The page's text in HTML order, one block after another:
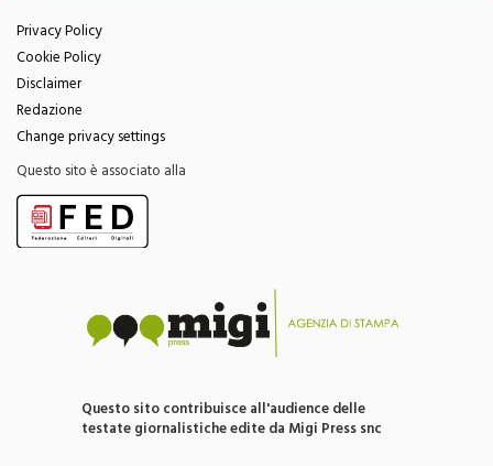
Privacy Policy
Cookie Policy
Disclaimer
Redazione
Change privacy settings
Questo sito è associato alla
Questo sito contribuisce all'audience delle